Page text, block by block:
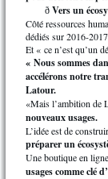
ð Vers un
Côté ressources
dédiés sur 2016-
Et « ce n’est qu’un
« Nous sommes
accélérons notre
Latour.
«Mais l’ambition de
nouveaux usages.
L’idée est de
préparer un
Une boutique en
usages comme clé